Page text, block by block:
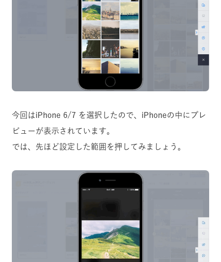
今回はiPhone 6/7 を選択したので、iPhoneの中にプレ
ビューが表示されています。
では、先ほど設定した範囲を押してみましょう。